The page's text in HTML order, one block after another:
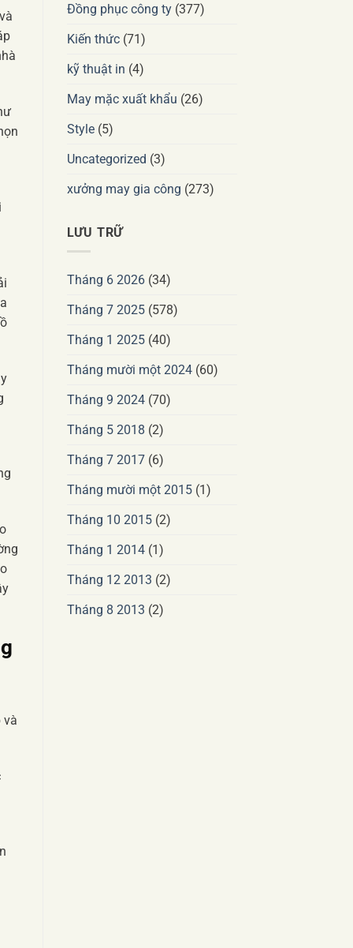
và
Đồng phục công ty(377)
Kiến thức(71)
kỹ thuật in (4)
May mặc xuất khẩu (26)
Style(5)
Uncategorized (3)
xưởng may gia công (273)
LƯU TRỮ
Tháng 6 2026(34)
Tháng 7 2025(578)
Tháng 1 2025(40)
Tháng mười một 2024(60)
Tháng 9 2024(70)
Tháng 5 2018 (2)
Tháng 7 2017(6)
Tháng mười một 2015(1)
Tháng 10 2015(2)
Tháng 1 2014(1)
Tháng 12 2013 (2)
Tháng 8 2013 (2)